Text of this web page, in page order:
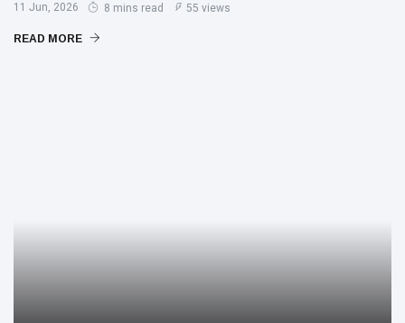
11 Jun, 2026 8 mins read 55 views
READ MORE